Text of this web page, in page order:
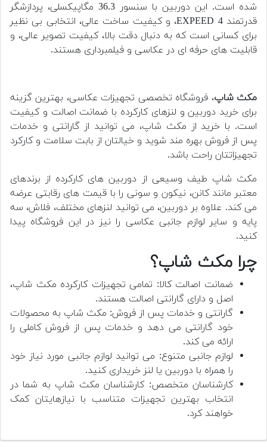
شده است. این دوربین با سنسور 36.3 مگاپیکسلی، پردازشگر
قدرتمند EXPEED 4، و کیفیت ساخت عالی، انتخابی بی نظیر
برای کسانی است که به دنبال دقت بالا، کیفیت تصویر عالی، و
قابلیت های حرفه ای در عکاسی و فیلمبرداری هستند.
مکث شاپ، فروشگاه تخصصی تجهیزات عکاسی، بهترین گزینه
برای خرید دوربین و لنزهای کارکرده با ضمانت اصالت و کیفیت
است. با خرید از مکث شاپ، می توانید از گارانتی و خدمات
پس از فروش بهره مند شوید و خیالتان از بابت سلامت و کارکرد
تجهیزاتتان راحت باشد.
مکث شاپ طیف وسیعی از دوربین های کارکرده از برندهای
معتبر مانند کانن، نیکون و سونی را با قیمت های رقابتی عرضه
می کند. علاوه بر دوربین، می توانید لنزهای مختلف، فلاش، سه
پایه و سایر لوازم جانبی عکاسی را نیز در این فروشگاه پیدا
کنید.
چرا مکث شاپ؟
ضمانت اصالت کالا: تمامی تجهیزات کارکرده مکث شاپ،
اصل و دارای گارانتی اصالت هستند.
گارانتی و خدمات پس از فروش: مکث شاپ به محصولات
خود گارانتی می دهد و خدمات پس از فروش کاملی را
ارائه می کند.
لوازم جانبی متنوع: می توانید لوازم جانبی مورد نیاز خود
را همراه با دوربین یا لنز خریداری کنید.
کارشناسان متخصص: کارشناسان مکث شاپ به شما در
انتخاب بهترین تجهیزات متناسب با نیازهایتان کمک
خواهند کرد.